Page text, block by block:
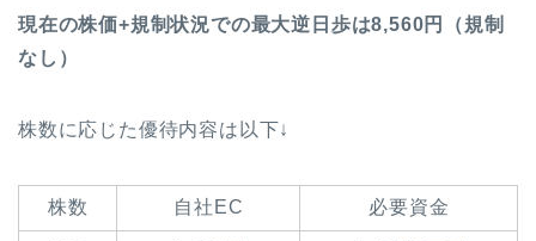
現在の株価+規制状況での最大逆日歩は8,560円（規制
なし）
株数に応じた優待内容は以下↓
株数 自社EC 必要資金